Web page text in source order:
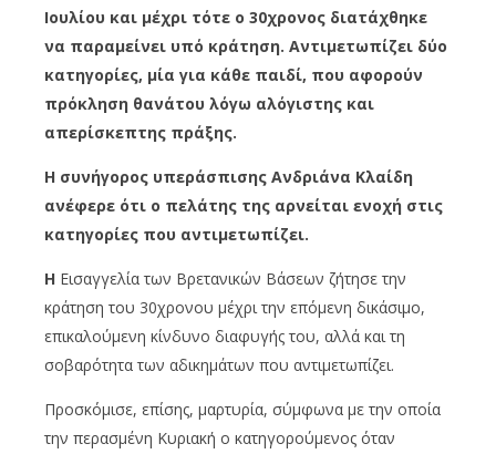
Ιουλίου και μέχρι τότε ο 30χρονος διατάχθηκε
να παραμείνει υπό κράτηση. Αντιμετωπίζει δύο
κατηγορίες, μία για κάθε παιδί, που αφορούν
πρόκληση θανάτου λόγω αλόγιστης και
απερίσκεπτης πράξης.
Η συνήγορος υπεράσπισης Ανδριάνα Κλαίδη
ανέφερε ότι ο πελάτης της αρνείται ενοχή στις
κατηγορίες που αντιμετωπίζει.
Η Εισαγγελία των Βρετανικών Βάσεων ζήτησε την
κράτηση του 30χρονου μέχρι την επόμενη δικάσιμο,
επικαλούμενη κίνδυνο διαφυγής του, αλλά και τη
σοβαρότητα των αδικημάτων που αντιμετωπίζει.
Προσκόμισε, επίσης, μαρτυρία, σύμφωνα με την οποία
την περασμένη Κυριακή ο κατηγορούμενος όταν